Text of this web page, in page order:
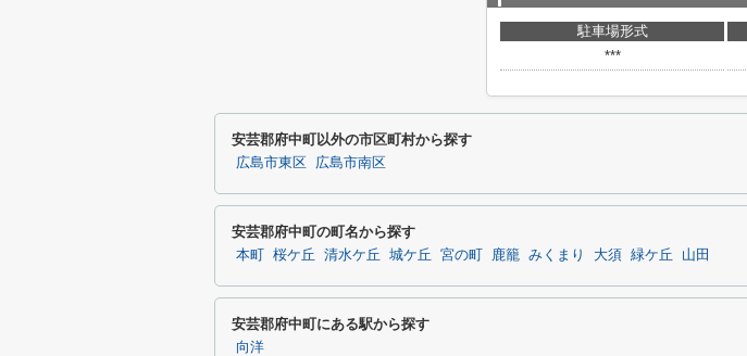
駐車場形式
***
安芸郡府中町以外の市区町村から探す
広島市東区 広島市南区
安芸郡府中町の町名から探す
本町 桜ケ丘 清水ケ丘 城ケ丘 宮の町 鹿籠 みくまり 大須 緑ケ丘 山田
安芸郡府中町にある駅から探す
向洋